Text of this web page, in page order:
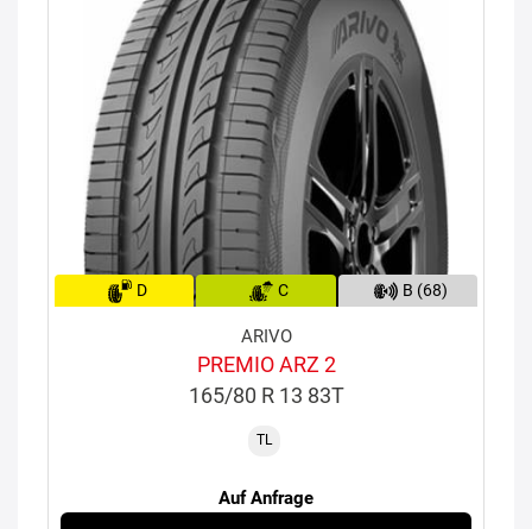
D C B (68)
ARIVO
PREMIO ARZ 2
165/80 R 13 83T
TL
Auf Anfrage